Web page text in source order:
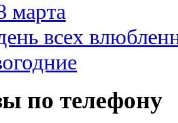
марта
всех
по телефону